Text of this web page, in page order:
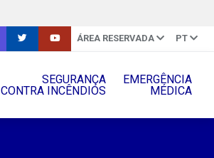
ÁREA RESERVADA PT
SEGURANÇA
CONTRA INCÊNDIOS
EMERGÊNCIA
MÉDICA